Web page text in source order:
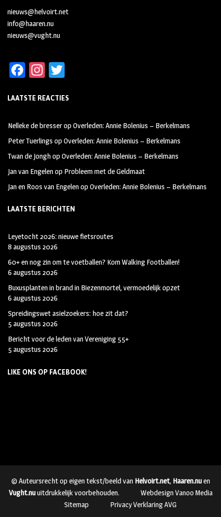
nieuws@helvoirt.net
info@haaren.nu
nieuws@vught.nu
Fa
b
oo
k
In
ag
m
tt
LAATSTE REACTIES
Nelleke de bresseropOverleden: Annie Bolenius – Berkelmans
Peter Tuerlings opOverleden: Annie Bolenius – Berkelmans
Twan de JonghopOverleden: Annie Bolenius – Berkelmans
Jan van Engelenop Probleem met de Geldmaat
Jan en Roos van EngelenopOverleden: Annie Bolenius – Berkelmans
LAATSTE BERICHTEN
Leyetocht 2026: nieuwe fietsroutes
8 augustus 2026
60+ en nog zin om te voetballen? Kom Walking Footballen!
6 augustus 2026
Buxusplanten in brand in Biezenmortel, vermoedelijk opzet
6 augustus 2026
Spreidingswet asielzoekers: hoe zit dat?
5 augustus 2026
Bericht voor de leden van Vereniging 55+
5 augustus 2026
LIKE ONS OP FACEBOOK!
© Auteursrecht op eigen tekst/beeld van Helvoirt.net, Haaren.nuen
Vught.nuuitdrukkelijk voorbehouden.
Webdesign Vanoo Media
Sitemap
Privacy Verklaring AVG